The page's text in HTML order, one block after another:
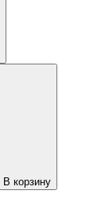
В корзину